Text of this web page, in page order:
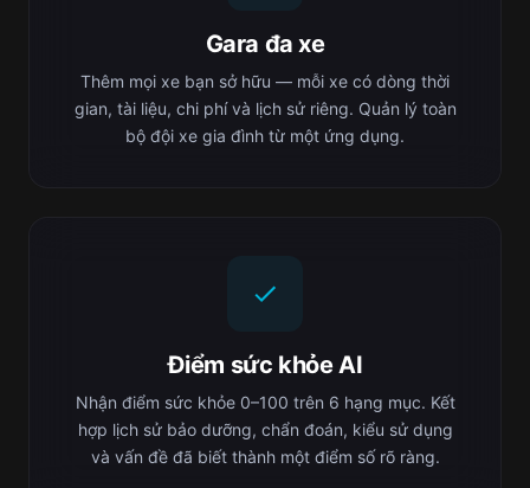
Gara đa xe
Thêm mọi xe bạn sở hữu — mỗi xe có dòng thời
gian, tài liệu, chi phí và lịch sử riêng. Quản lý toàn
bộ đội xe gia đình từ một ứng dụng.
Điểm sức khỏe AI
Nhận điểm sức khỏe 0–100 trên 6 hạng mục. Kết
hợp lịch sử bảo dưỡng, chẩn đoán, kiểu sử dụng
và vấn đề đã biết thành một điểm số rõ ràng.